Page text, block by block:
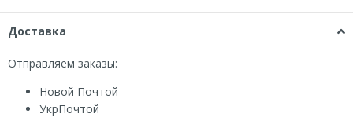
Доставка
Отправляем заказы:
Новой Почтой
УкрПочтой